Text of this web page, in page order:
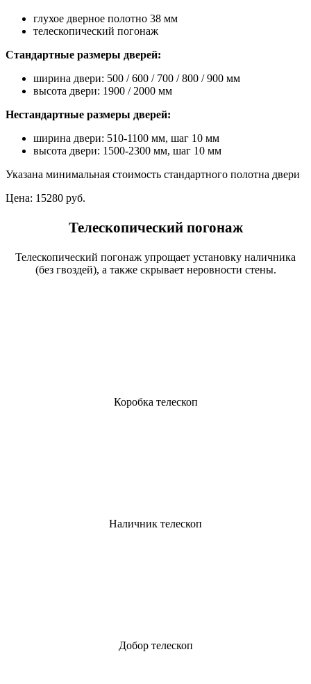
глухое дверное полотно 38 мм
телескопический погонаж
Стандартные размеры дверей:
ширина двери: 500 / 600 / 700 / 800 / 900 мм
высота двери: 1900 / 2000 мм
Нестандартные размеры дверей:
ширина двери: 510-1100 мм, шаг 10 мм
высота двери: 1500-2300 мм, шаг 10 мм
Указана минимальная стоимость стандартного полотна двери
Цена: 15280 руб.
Телескопический погонаж
Телескопический погонаж упрощает установку наличника
(без гвоздей), а также скрывает неровности стены.
Коробка телескоп
Наличник телескоп
Добор телескоп